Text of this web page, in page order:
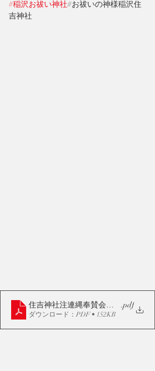
#稲沢お祓い神社#お祓いの神様稲沢住
吉神社
住吉神社注連縄奉賛会名簿.pdf
ダウンロード：PDF • 152KB